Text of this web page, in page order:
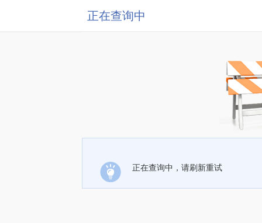
正在查询中
正在查询中，请刷新重试